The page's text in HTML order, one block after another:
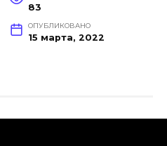
83
ОПУБЛИКОВАНО
15 марта, 2022